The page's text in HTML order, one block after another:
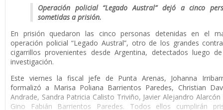
Operación policial “Legado Austral” dejó a cinco
sometidas a prisión.
En prisión quedaron las cinco personas detenidas en el
operación policial “Legado Austral”, otro de los grandes
cigarrillos provenientes desde Argentina, detectados luego
investigación.
Este viernes la fiscal jefe de Punta Arenas, Johanna
formalizó a Marisa Poliana Barrientos Paredes, Christian
Andrade, Sandra Patricia Calisto Triviño, Javier Alejandro Alarcón
Gino Fabián Barrientos Paredes. Todos ellos cumplirán